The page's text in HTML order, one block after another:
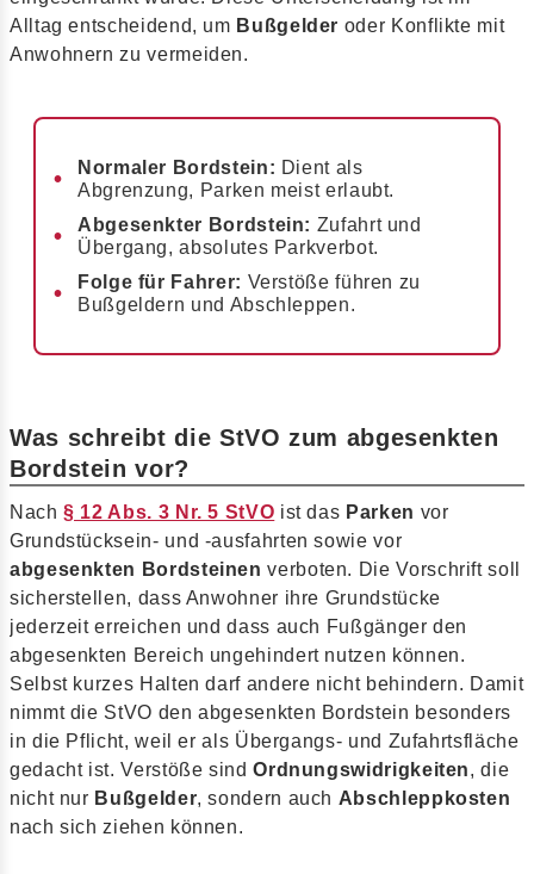
Alltag entscheidend, um Bußgelder oder Konflikte mit
Anwohnern zu vermeiden.
Normaler Bordstein: Dient als
Abgrenzung, Parken meist erlaubt.
Abgesenkter Bordstein: Zufahrt und
Übergang, absolutes Parkverbot.
Folge für Fahrer: Verstöße führen zu
Bußgeldern und Abschleppen.
Was schreibt die StVO zum abgesenkten
Bordstein vor?
Nach§ 12 Abs. 3 Nr. 5 StVO ist das Parken vor
Grundstücksein- und -ausfahrten sowie vor
abgesenkten Bordsteinen verboten. Die Vorschrift soll
sicherstellen, dass Anwohner ihre Grundstücke
jederzeit erreichen und dass auch Fußgänger den
abgesenkten Bereich ungehindert nutzen können.
Selbst kurzes Halten darf andere nicht behindern. Damit
nimmt die StVO den abgesenkten Bordstein besonders
in die Pflicht, weil er als Übergangs- und Zufahrtsfläche
gedacht ist. Verstöße sindOrdnungswidrigkeiten, die
nicht nur Bußgelder, sondern auch Abschleppkosten
nach sich ziehen können.